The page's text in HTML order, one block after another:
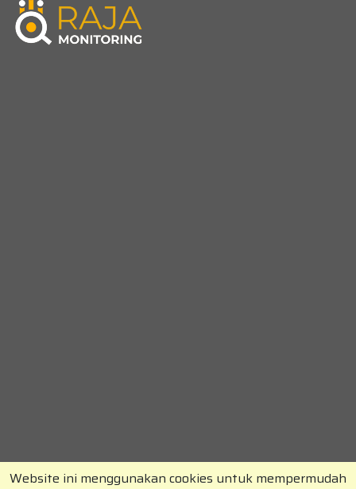
Website ini menggunakan cookies untuk mempermudah